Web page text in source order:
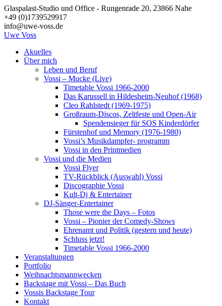
Zum
Inhalt
springen
Glaspalast-Studio und Office - Rungenrade 20, 23866 Nahe
+49 (0)1739529917
info@uwe-voss.de
Uwe Voss
Akuelles
Über mich
Leben und Beruf
Vossi – Mucke (Live)
Timetable Vossi 1966-2000
Das Karussell in Hildesheim-Neuhof (1968)
Cleo Rahlstedt (1969-1975)
Großraum-Discos, Zeltfeste und Open-Air
Spendensieger für SOS Kinderdörfer
Fürstenhof und Memory (1976-1980)
Vossi’s Musikdampfer- programm
Vossi in den Printmedien
Vossi und die Medien
Vossi Flyer
TV-Rückblick (Auswahl) Vossi
Discographie Vossi
Kult-Dj & Entertainer
DJ-Sänger-Entertainer
Those were the Days – Fotos
Vossi – Pionier der Comedy-Shows
Ehrenamt und Politik (gestern und heute)
Schluss jetzt!
Timetable Vossi 1966-2000
Veranstaltungen
Portfolio
Weihnachtsmannwecken
Backstage mit Vossi – Das Buch
Vossis Backstage Tour
Kontakt